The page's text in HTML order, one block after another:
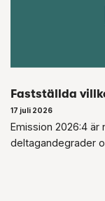
Fastställda
17 juli 2026
Emission 2026:4 är
deltagandegrader